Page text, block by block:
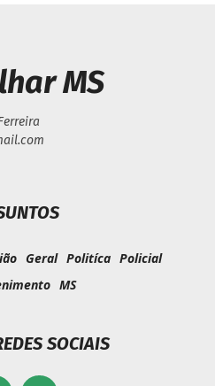
MS
Geral Politíca Policial
MS
SOCIAIS